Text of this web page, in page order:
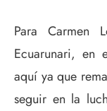
Para Carmen
Ecuarunari, en
aquí ya que
seguir en la